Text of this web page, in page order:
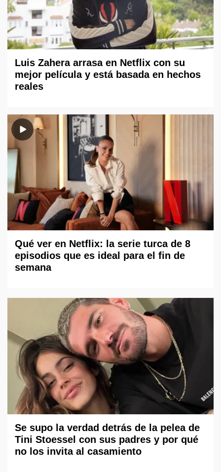
Luis Zahera arrasa en Netflix con su
mejor película y está basada en hechos
reales
Qué ver en Netflix: la serie turca de 8
episodios que es ideal para el fin de
semana
Se supo la verdad detrás de la pelea de
Tini Stoessel con sus padres y por qué
no los invita al casamiento